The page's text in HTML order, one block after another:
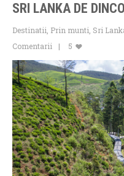
SRI LANKA DE
Destinatii Prin munti Sri
Comentarii
5